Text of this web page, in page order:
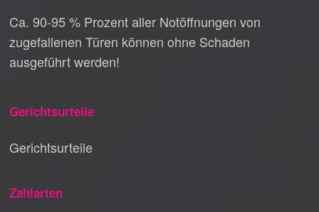
Ca. 90-95 % Prozent aller Notöffnungen von
zugefallenen Türen können ohne Schaden
ausgeführt werden!
Gerichtsurteile
Gerichtsurteile
Zahlarten